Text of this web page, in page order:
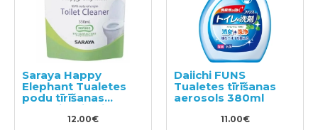
Saraya Happy
Elephant Tualetes
podu tīrīšanas
līdzeklis, pildviela
12.00€
Daiichi FUNS
Tualetes tīrīšanas
aerosols 380ml
11.00€